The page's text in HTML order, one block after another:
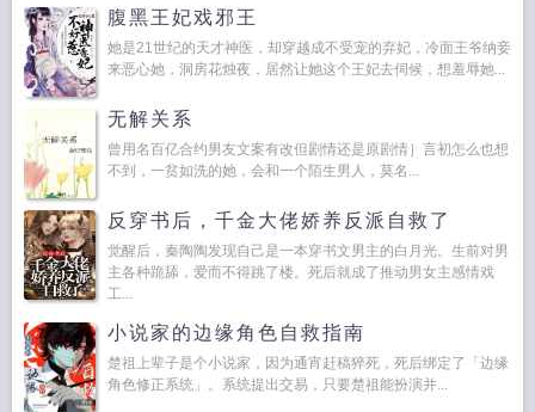
腹黑王妃戏邪王
她是21世纪的天才神医，却穿越成不受宠的弃妃，冷面王爷纳妾
来恶心她，洞房花烛夜，居然让她这个王妃去伺候，想羞辱她...
无解关系
曾用名百亿合约男友文案有改但剧情还是原剧情］言初怎么也想
不到，一贫如洗的她，会和一个陌生男人，莫名...
反穿书后，千金大佬娇养反派自救了
觉醒后，秦陶陶发现自己是一本穿书文男主的白月光。生前对男
主各种跪舔，爱而不得跳了楼。死后就成了推动男女主感情戏
工...
小说家的边缘角色自救指南
楚祖上辈子是个小说家，因为通宵赶稿猝死，死后绑定了「边缘
角色修正系统」。系统提出交易，只要楚祖能扮演并...